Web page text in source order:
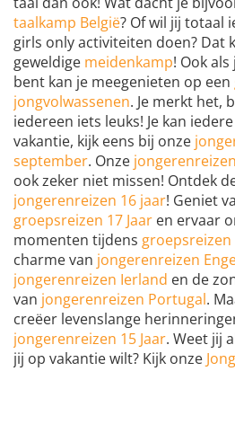
taalkamp België? Of wil jij totaal
girls only activiteiten doen? Dat
geweldige meidenkamp! Ook
bent kan je meegenieten op een
jongvolwassenen. Je merkt het,
iedereen iets leuks! Je kan
vakantie, kijk eens bij onze
september. Onze
ook zeker niet missen! Ontdek
jongerenreizen 16 jaar! Geniet
groepsreizen 17 Jaar en ervaar
momenten tijdens groepsreizen
charme van jongerenreizen
jongerenreizen Ierland en de
van jongerenreizen Portugal.
creëer levenslange
jongerenreizen 15 Jaar. Weet jij
jij op vakantie wilt? Kijk onze